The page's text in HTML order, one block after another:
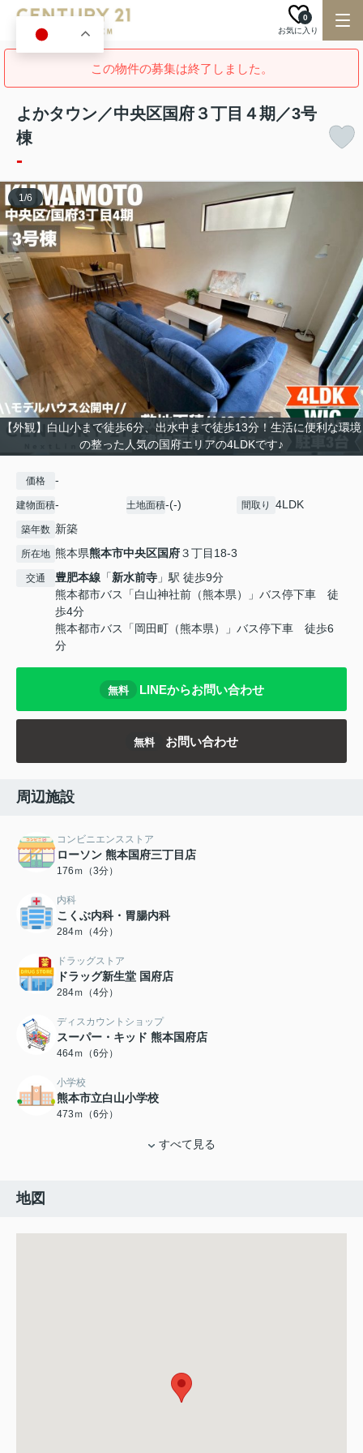
お気に入り
0
この物件の募集は終了しました。
よかタウン／中央区国府３丁目４期／3号
棟
-
【外観】白山小まで徒歩6分、出水中まで徒歩13分！生活に便利な環境
の整った人気の国府エリアの4LDKです♪
1/6
価格 -
建物面積- 土地面積-(-) 間取り 4LDK
築年数 新築
所在地 熊本県熊本市中央区国府３丁目18-3
交通 豊肥本線 「新水前寺 」駅 徒歩9分
熊本都市バス「白山神社前（熊本県）」バス停下車 徒
歩4分
熊本都市バス「岡田町（熊本県）」バス停下車 徒歩6
分
無料 LINEからお問い合わせ
無料 お問い合わせ
周辺施設
コンビニエンスストア
ローソン 熊本国府三丁目店
176ｍ（3分）
内科
こくぶ内科・胃腸内科
284ｍ（4分）
ドラッグストア
ドラッグ新生堂 国府店
284ｍ（4分）
ディスカウントショップ
スーパー・キッド 熊本国府店
464ｍ（6分）
小学校
熊本市立白山小学校
473ｍ（6分）
すべて見る
地図